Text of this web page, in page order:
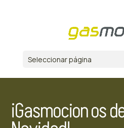
Seleccionar página
¡Gasmocion os